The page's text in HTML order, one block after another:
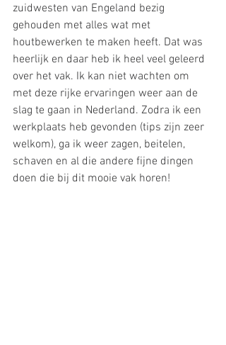
zuidwesten van Engeland bezig
gehouden met alles wat met
houtbewerken te maken heeft. Dat was
heerlijk en daar heb ik heel veel geleerd
over het vak. Ik kan niet wachten om
met deze rijke ervaringen weer aan de
slag te gaan in Nederland. Zodra ik een
werkplaats heb gevonden (tips zijn zeer
welkom), ga ik weer zagen, beitelen,
schaven en al die andere fijne dingen
doen die bij dit mooie vak horen!